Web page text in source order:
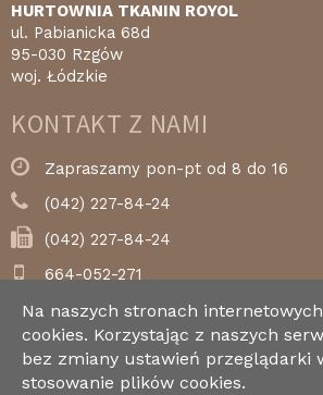
HURTOWNIA TKANIN ROYOL
ul. Pabianicka 68d
95-030 Rzgów
woj. Łódzkie
KONTAKT Z NAMI
Zapraszamy pon-pt od 8 do 16
(042) 227-84-24
(042) 227-84-24
664-052-271
royol@royol.pl
Copyright © 2017 Royol.pl. Wszystkie
Na naszych stronach
cookies. Korzystając z naszych
bez zmiany ustawień przeglądarki
stosowanie plików cookies.